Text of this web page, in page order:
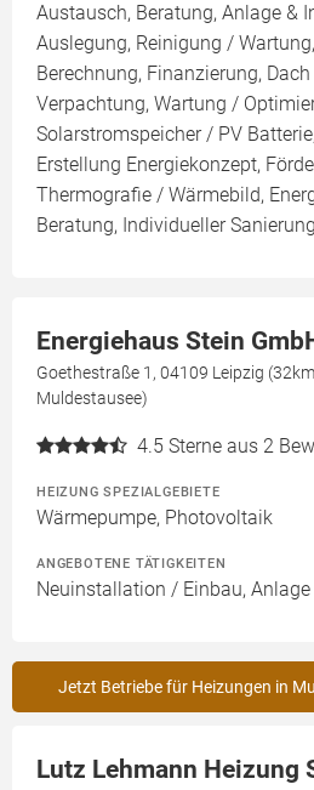
Austausch, Beratung, Anlage &
Auslegung, Reinigung /
Berechnung, Finanzierung,
Verpachtung, Wartung /
Solarstromspeicher / PV
Erstellung Energiekonzept,
Thermografie / Wärmebild,
Beratung, Individueller
Energiehaus Stein
Goethestraße 1, 04109 Leipzig
Muldestausee)
4.5 Sterne aus 2
HEIZUNG SPEZIALGEBIETE
Wärmepumpe, Photovoltaik
ANGEBOTENE TÄTIGKEITEN
Neuinstallation / Einbau,
Jetzt Betriebe für Heizungen in
Lutz Lehmann Heizung